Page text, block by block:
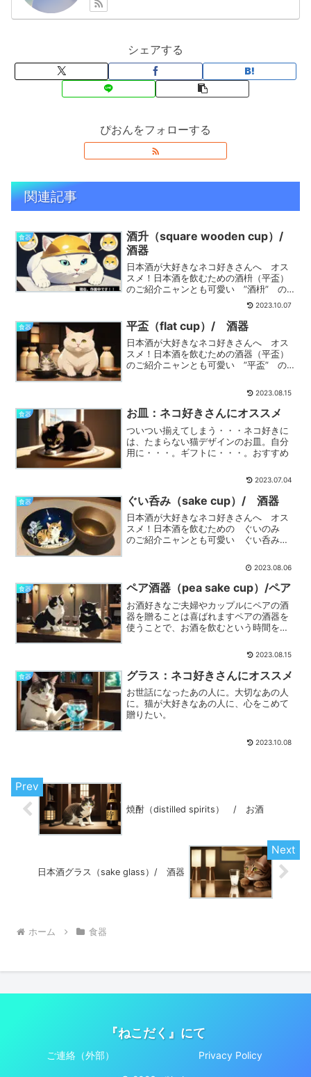
シェアする
ぴおんをフォローする
関連記事
食器
酒升（square wooden cup）/
酒器
日本酒が大好きなネコ好きさんへ オス
スメ！日本酒を飲むための酒枡（平盃）
のご紹介ニャンとも可愛い ”酒枡” の
2023.10.07
食器 平盃（flat cup）/ 酒器
日本酒が大好きなネコ好きさんへ オス
スメ！日本酒を飲むための酒器（平盃）
のご紹介ニャンとも可愛い ”平盃” の
2023.08.15
食器 お皿：ネコ好きさんにオススメ
ついつい揃えてしまう・・・ネコ好きに
は、たまらない猫デザインのお皿。自分
用に・・・。ギフトに・・・。おすすめ
2023.07.04
食器 ぐい呑み（sake cup）/ 酒器
日本酒が大好きなネコ好きさんへ オス
スメ！日本酒を飲むための ぐいのみ
のご紹介ニャンとも可愛い ぐい呑み
2023.08.06
食器 ペア酒器（pea sake cup）/ペア
お酒好きなご夫婦やカップルにペアの酒
器を贈ることは喜ばれますペアの酒器を
使うことで、お酒を飲むという時間をよ
めることができます。特別な日に、酒器
をペアで贈ってみてはいかがでしょう
か。ニャンとも可愛い "ペ...
2023.08.15
食器 グラス：ネコ好きさんにオススメ
お世話になったあの人に。大切なあの人
に。猫が大好きなあの人に、心をこめて
贈りたい。
2023.10.08
焼酎（distilled spirits） / お酒
日本酒グラス（sake glass）/ 酒器
ホーム 食器
『ねこだく』にて
ご連絡（外部） Privacy Policy